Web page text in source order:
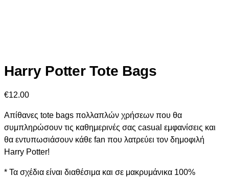
Harry Potter Tote Bags
€12.00
Απίθανες tote bags πολλαπλών χρήσεων που θα
συμπληρώσουν τις καθημερινές σας casual εμφανίσεις και
θα εντυπωσιάσουν κάθε fan που λατρεύει τον δημοφιλή
Harry Potter!
* Τα σχέδια είναι διαθέσιμα και σε μακρυμάνικα 100%